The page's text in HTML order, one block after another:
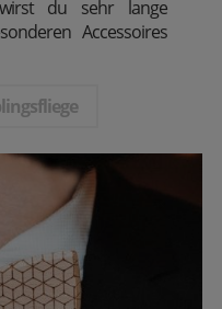
wirst du sehr lange
Accessoires